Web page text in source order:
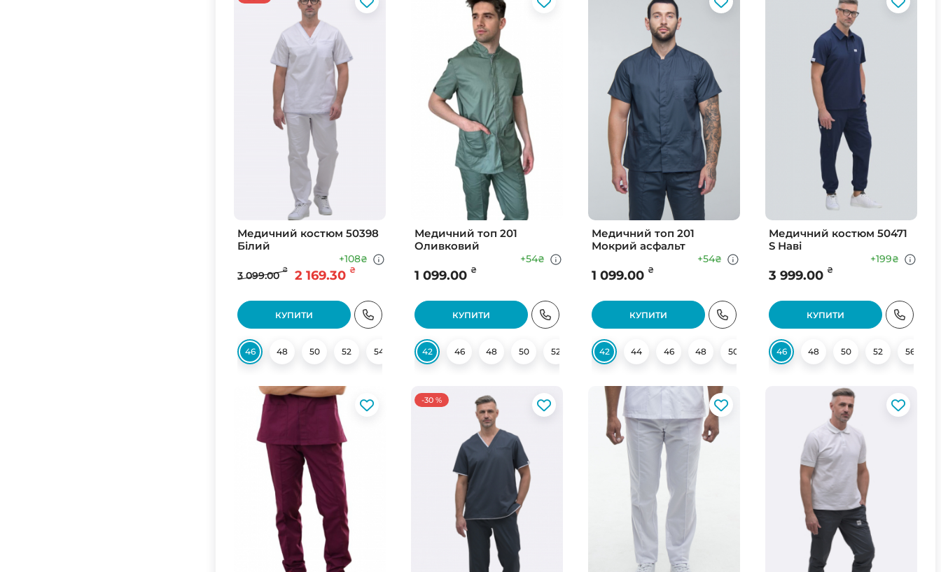
Медичний костюм 50398
Білий
3 099.00 ₴ 2 169.30 ₴
+108₴
КУПИТИ
46 48 50 52 54 56 58
Медичний топ 201
Оливковий
1 099.00 ₴
+54₴
КУПИТИ
42 46 48 50 52 54 60
Медичний топ 201
Мокрий асфальт
1 099.00 ₴
+54₴
КУПИТИ
42 44 46 48 50 58
Медичний костюм 50471
S Наві
3 999.00 ₴
+199₴
КУПИТИ
46 48 50 52 56
-30 %